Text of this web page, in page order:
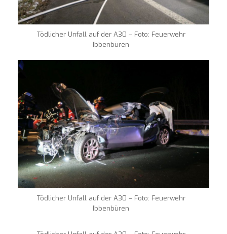
Tödlicher Unfall auf der A30 – Foto: Feuerwehr
Ibbenbüren
Tödlicher Unfall auf der A30 – Foto: Feuerwehr
Ibbenbüren